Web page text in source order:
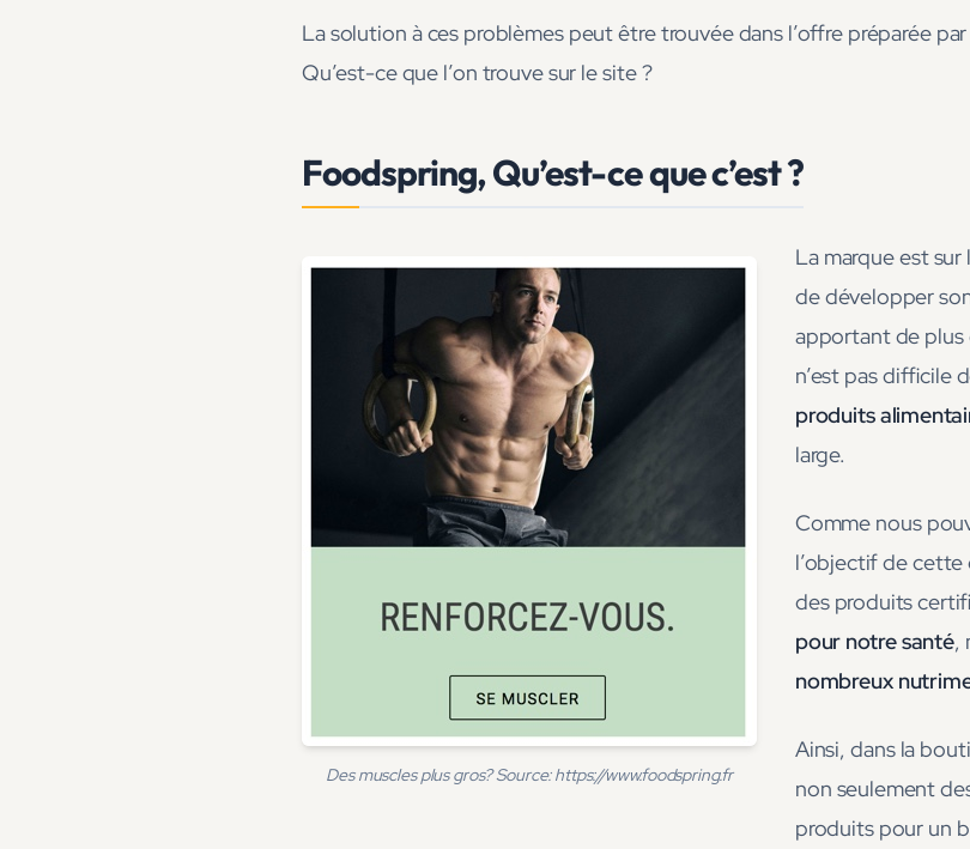
La solution à ces problèmes peut être trouvée dans l’offre préparée
Qu’est-ce que l’on trouve sur le site ?
Foodspring, Qu’est-ce que c’est ?
Des muscles plus gros? Source: https://www.foodspring.fr
La marque est sur
de développer
apportant de plus
n’est pas difficile
produits
large.
Comme nous
l’objectif de cette
des produits
pour notre santé,
nombreux
Ainsi, dans la
non seulement
produits pour un